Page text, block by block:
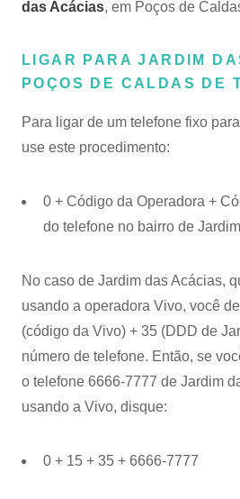
das Acácias, em Poços de
LIGAR PARA JARDIM
POÇOS DE CALDAS DE
Para ligar de um telefone fixo
use este procedimento:
0 + Código da Operadora +
do telefone no bairro de
No caso de Jardim das Acácias,
usando a operadora Vivo, você
(código da Vivo) + 35 (DDD de
número de telefone. Então, se
o telefone 6666-7777 de Jardim
usando a Vivo, disque:
0 + 15 + 35 + 6666-7777